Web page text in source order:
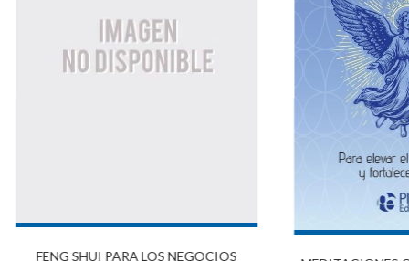
FENG SHUI PARA LOS NEGOCIOS